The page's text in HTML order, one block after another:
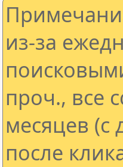
из-за
проч., все
месяцев (с
после